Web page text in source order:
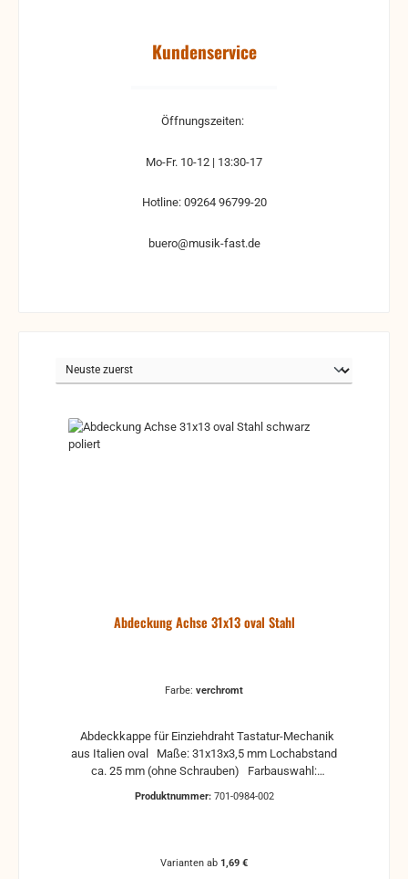
Kundenservice
Öffnungszeiten:
Mo-Fr. 10-12 | 13:30-17
Hotline: 09264 96799-20
buero@musik-fast.de
Abdeckung Achse 31x13 oval Stahl
Farbe: verchromt
aus Italien oval Maße: 31x13x3,5 mm Lochabstand
ca. 25 mm (ohne Schrauben) Farbauswahl:
Produktnummer: 701-0984-002
Varianten ab 1,69 €